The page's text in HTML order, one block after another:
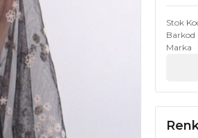
Stok
Barkod
Marka